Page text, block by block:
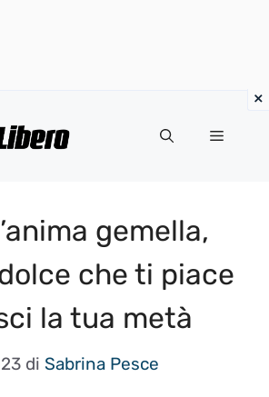
Menu
gemella,
che ti piace
la tua metà
di Sabrina Pesce